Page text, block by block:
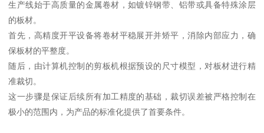
生产线始于高质量的金属卷材，如镀锌钢带、铝带或具备特殊涂层
的板材。
首先，高精度开平设备将卷材平稳展开并矫平，消除内部应力，确
保板材的平整度。
随后，由计算机控制的剪板机根据预设的尺寸模型，对板材进行精
准裁切。
这一步骤是保证后续所有加工精度的基础，裁切误差被严格控制在
极小的范围内，为产品的标准化提供了首要条件。